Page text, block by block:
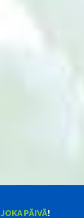
JOKA PÄIVÄ!